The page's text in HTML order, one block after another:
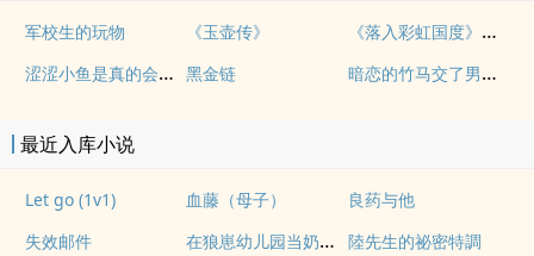
军校生的玩物 《玉壶传》
《落入彩虹国度》穿越+西幻+言情
涩涩小鱼是真的会被干透 黑金链 暗恋的竹马交了男朋友（bg，弯掰直，1v2）
最近入库小说
Let go (1v1) 血藤（母子）
良药与他
失效邮件
在狼崽幼儿园当奶爸的日常 陸先生的祕密特調